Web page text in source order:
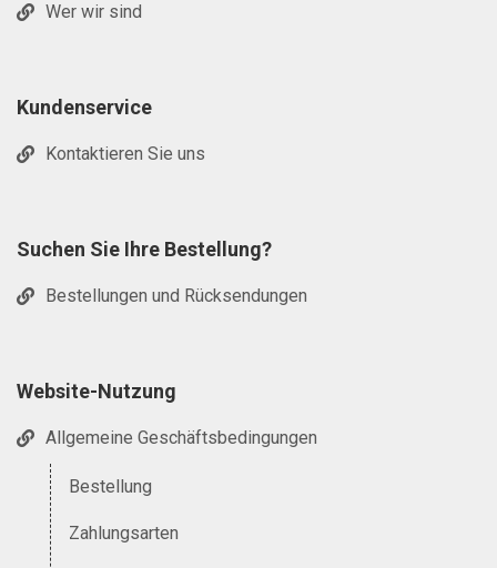
Wer wir sind
Kundenservice
Kontaktieren Sie uns
Suchen Sie Ihre Bestellung?
Bestellungen und Rücksendungen
Website-Nutzung
Allgemeine Geschäftsbedingungen
Bestellung
Zahlungsarten